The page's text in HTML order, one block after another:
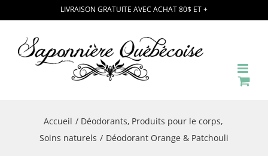
contenu
LIVRAISON GRATUITE AVEC ACHAT 80$ ET +
Accueil Déodorants Produits pour le corps
Soins naturels
Déodorant Orange & Patchouli